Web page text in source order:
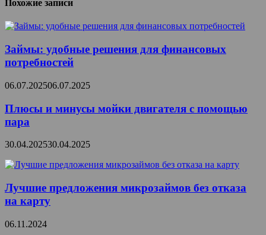
Похожие записи
Займы: удобные решения для финансовых
потребностей
06.07.202506.07.2025
Плюсы и минусы мойки двигателя с помощью
пара
30.04.202530.04.2025
Лучшие предложения микрозаймов без отказа
на карту
06.11.2024